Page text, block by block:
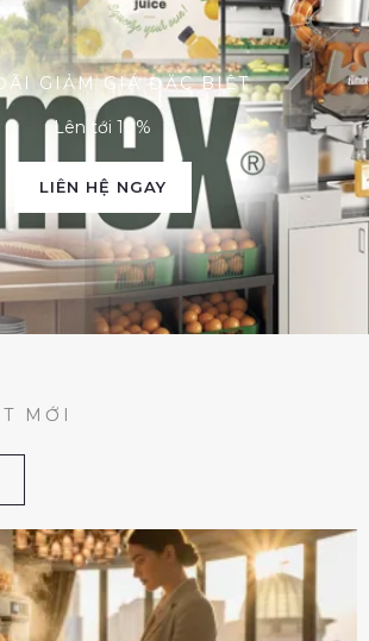
GIẢM GIÁ ĐẶC BIỆT
Lên tới 10%
LIÊN HỆ NGAY
MỚI